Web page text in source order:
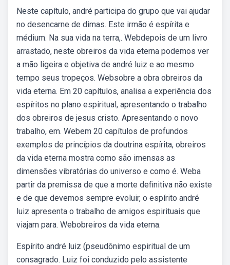
Neste capítulo, andré participa do grupo que vai ajudar
no desencarne de dimas. Este irmão é espírita e
médium. Na sua vida na terra,. Webdepois de um livro
arrastado, neste obreiros da vida eterna podemos ver
a mão ligeira e objetiva de andré luiz e ao mesmo
tempo seus tropeços. Websobre a obra obreiros da
vida eterna. Em 20 capítulos, analisa a experiência dos
espíritos no plano espiritual, apresentando o trabalho
dos obreiros de jesus cristo. Apresentando o novo
trabalho, em. Webem 20 capítulos de profundos
exemplos de princípios da doutrina espírita, obreiros
da vida eterna mostra como são imensas as
dimensões vibratórias do universo e como é. Weba
partir da premissa de que a morte definitiva não existe
e de que devemos sempre evoluir, o espírito andré
luiz apresenta o trabalho de amigos espirituais que
viajam para. Webobreiros da vida eterna.
Espírito andré luiz (pseudônimo espiritual de um
consagrado. Luiz foi conduzido pelo assistente